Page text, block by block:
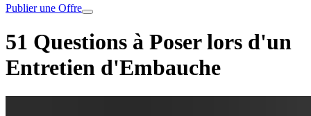
Publier une Offre
51 Questions à Poser lors d'un
Entretien d'Embauche